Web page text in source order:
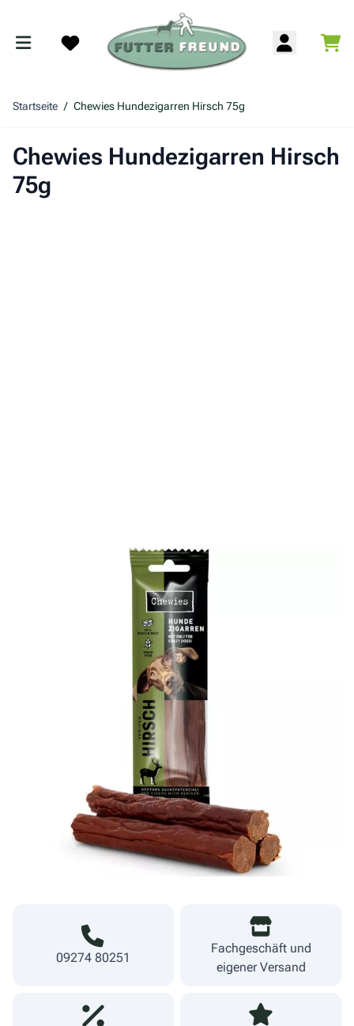
Startseite / Chewies Hundezigarren Hirsch 75g
Chewies Hundezigarren Hirsch
75g
Die Chewies Hundezigarren sind so verführerisch und
begeistern mit vollem, intensiven Fleischgeschmack. Der
Fleischanteil liegt bei 98 % und verwöhnt so
anspruchsvolle Fellnasen mit feinstem Muskelfleisch.
Chewies Hundezigarren sind rauchfrei und schenken wahre
zzgl. VersandLieferzeit 1-3 Werktage
09274 80251
Fachgeschäft und
eigener Versand